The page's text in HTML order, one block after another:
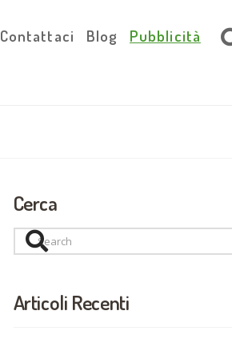
Contattaci Blog Pubblicità
Cerca
Search
Articoli Recenti